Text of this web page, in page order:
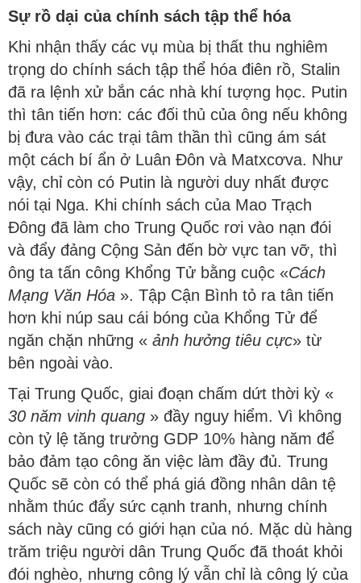
Sự rồ dại của chính sách tập thể hóa
Khi nhận thấy các vụ mùa bị thất thu nghiêm
trọng do chính sách tập thể hóa điên rồ, Stalin
đã ra lệnh xử bắn các nhà khí tượng học. Putin
thì tân tiến hơn: các đối thủ của ông nếu không
bị đưa vào các trại tâm thần thì cũng ám sát
một cách bí ẩn ở Luân Đôn và Matxcơva. Như
vậy, chỉ còn có Putin là người duy nhất được
nói tại Nga. Khi chính sách của Mao Trạch
Đông đã làm cho Trung Quốc rơi vào nạn đói
và đẩy đảng Cộng Sản đến bờ vực tan vỡ, thì
ông ta tấn công Khổng Tử bằng cuộc «Cách
Mạng Văn Hóa ». Tập Cận Bình tỏ ra tân tiến
hơn khi núp sau cái bóng của Khổng Tử để
ngăn chặn những « ảnh hưởng tiêu cực» từ
bên ngoài vào.
Tại Trung Quốc, giai đoạn chấm dứt thời kỳ «
30 năm vinh quang » đầy nguy hiểm. Vì không
còn tỷ lệ tăng trưởng GDP 10% hàng năm để
bảo đảm tạo công ăn việc làm đầy đủ. Trung
Quốc sẽ còn có thể phá giá đồng nhân dân tệ
nhằm thúc đẩy sức cạnh tranh, nhưng chính
sách này cũng có giới hạn của nó. Mặc dù hàng
trăm triệu người dân Trung Quốc đã thoát khỏi
đói nghèo, nhưng công lý vẫn chỉ là công lý của